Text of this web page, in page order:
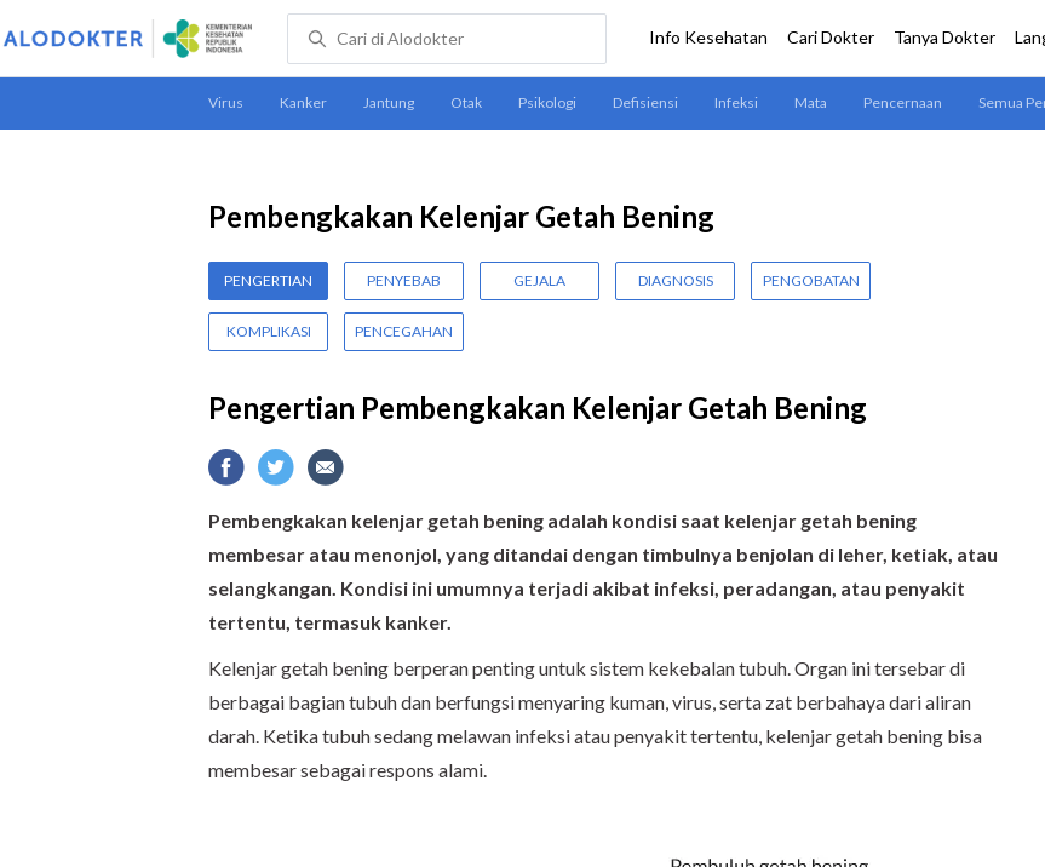
Pembengkakan Kelenjar Getah Bening
PENGERTIAN PENYEBAB GEJALA DIAGNOSIS PENGOBATAN
KOMPLIKASI PENCEGAHAN
Pengertian Pembengkakan Kelenjar Getah Bening
Pembengkakan kelenjar getah bening adalah kondisi saat kelenjar getah bening
membesar atau menonjol, yang ditandai dengan timbulnya benjolan di leher, ketiak, atau
selangkangan. Kondisi ini umumnya terjadi akibat infeksi, peradangan, atau penyakit
tertentu, termasuk kanker.
Kelenjar getah bening berperan penting untuk sistem kekebalan tubuh. Organ ini tersebar di
berbagai bagian tubuh dan berfungsi menyaring kuman, virus, serta zat berbahaya dari aliran
darah. Ketika tubuh sedang melawan infeksi atau penyakit tertentu, kelenjar getah bening bisa
membesar sebagai respons alami.